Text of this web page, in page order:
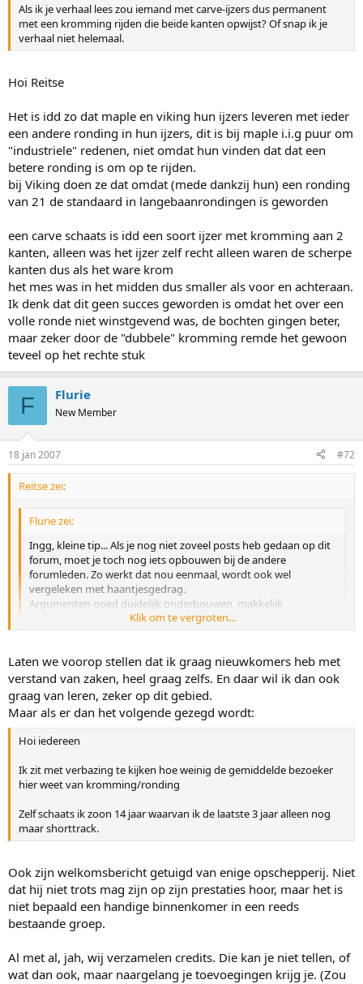
Als ik je verhaal lees zou iemand met carve-ijzers dus permanent
met een kromming rijden die beide kanten opwijst? Of snap ik je
verhaal niet helemaal.
Hoi Reitse
Het is idd zo dat maple en viking hun ijzers leveren met ieder
een andere ronding in hun ijzers, dit is bij maple i.i.g puur om
"industriele" redenen, niet omdat hun vinden dat dat een
betere ronding is om op te rijden.
bij Viking doen ze dat omdat (mede dankzij hun) een ronding
van 21 de standaard in langebaanrondingen is geworden
een carve schaats is idd een soort ijzer met kromming aan 2
kanten, alleen was het ijzer zelf recht alleen waren de scherpe
kanten dus als het ware krom
het mes was in het midden dus smaller als voor en achteraan.
Ik denk dat dit geen succes geworden is omdat het over een
volle ronde niet winstgevend was, de bochten gingen beter,
maar zeker door de "dubbele" kromming remde het gewoon
teveel op het rechte stuk
F Flurie
New Member
18 jan 2007 #72
Reitse zei:
Flurie zei:
Ingg, kleine tip... Als je nog niet zoveel posts heb gedaan op dit
forum, moet je toch nog iets opbouwen bij de andere
forumleden. Zo werkt dat nou eenmaal, wordt ook wel
vergeleken met haantjesgedrag.
Argumenten goed duidelijk onderbouwen, makkelijk
taalgebruik, zodat daar geen misverstanden over kunnen
ontstaan.
Klik om te vergroten...
Flurie, sinds wanneer bouwen we hier credits op?? Nieuwkomers
met kennis zijn altijd welkom, geef ze ff de kans om te wennen hoe
de kennis te spuien
@Ingg, ik wacht nog op antwoord op mijn vraag op de vorige
pagina
Klik om te vergroten...
Laten we voorop stellen dat ik graag nieuwkomers heb met
verstand van zaken, heel graag zelfs. En daar wil ik dan ook
graag van leren, zeker op dit gebied.
Maar als er dan het volgende gezegd wordt:
Hoi iedereen
Ik zit met verbazing te kijken hoe weinig de gemiddelde bezoeker
hier weet van kromming/ronding
Zelf schaats ik zoon 14 jaar waarvan ik de laatste 3 jaar alleen nog
maar shorttrack.
Ook zijn welkomsbericht getuigd van enige opschepperij. Niet
dat hij niet trots mag zijn op zijn prestaties hoor, maar het is
niet bepaald een handige binnenkomer in een reeds
bestaande groep.
Al met al, jah, wij verzamelen credits. Die kan je niet tellen, of
wat dan ook, maar naargelang je toevoegingen krijg je. (Zou